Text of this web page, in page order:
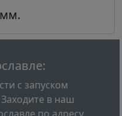
с запуском
в наш